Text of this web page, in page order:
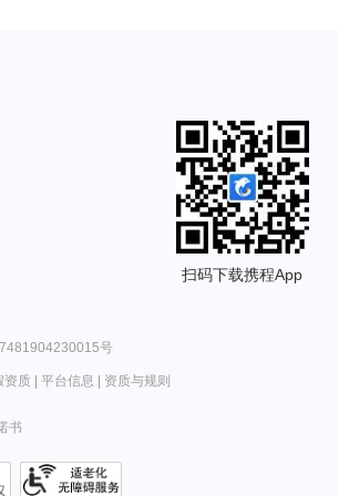
扫码下载携程App
号
资质| 平台信息 资质与规则
书